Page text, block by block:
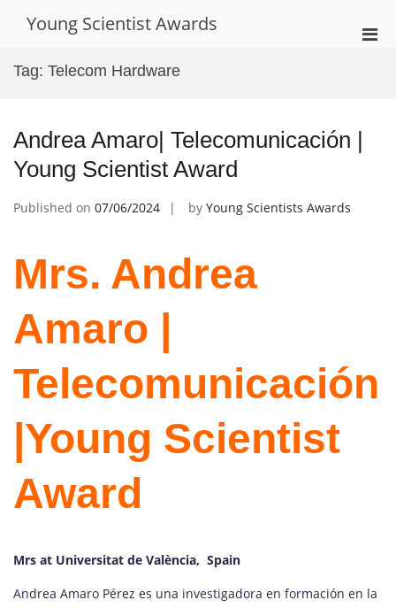
Young Scientist Awards
Tag: Telecom Hardware
Andrea Amaro| Telecomunicación |
Young Scientist Award
Published on 07/06/2024 by Young Scientists Awards
Mrs. Andrea
Amaro |
Telecomunicación
|Young Scientist
Award
Mrs at Universitat de València, Spain
Andrea Amaro Pérez es una investigadora en formación en la